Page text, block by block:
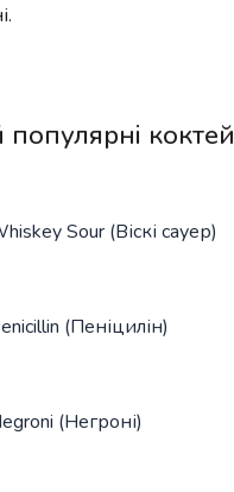
Sour (Віскі сауер)
(Пеніцилін)
(Негроні)